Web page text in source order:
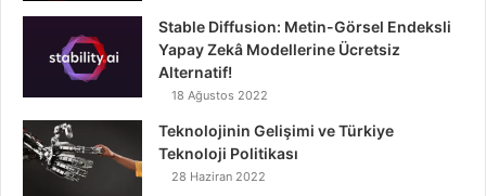
Stable Diffusion: Metin-Görsel Endeksli
Yapay Zekâ Modellerine Ücretsiz
Alternatif!
18 Ağustos 2022
Teknolojinin Gelişimi ve Türkiye
Teknoloji Politikası
28 Haziran 2022